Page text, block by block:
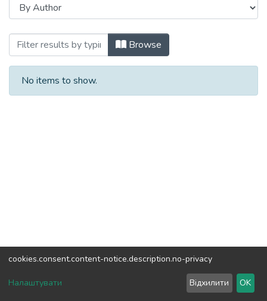
Browsing Довідкові матеріали
Browse
No items to show.
DSpace software copyright © 2002-2026LYRASIS
Send Feedback
cookies.consent.content-notice.description.no-privacy
Налаштувати Відхилити OK